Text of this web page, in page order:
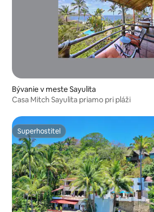
Bývanie v meste Sayulita
Casa Mitch Sayulita priamo pri pláži
Superhostiteľ
Superhostiteľ